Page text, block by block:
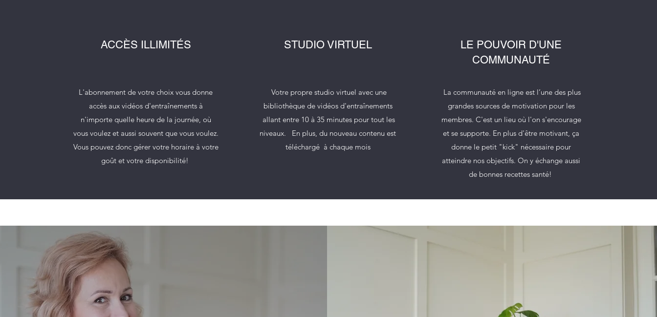
ACCÈS ILLIMITÉS
L'abonnement de votre choix vous donne
accès aux vidéos d'entraînements à
n'importe quelle heure de la journée, où
vous voulez et aussi souvent que vous voulez.
Vous pouvez donc gérer votre horaire à votre
goût et votre disponibilité!
STUDIO VIRTUEL
Votre propre studio virtuel avec une
bibliothèque de vidéos d'entraînements
allant entre 10 à 35 minutes pour tout les
niveaux. En plus, du nouveau contenu est
téléchargé à chaque mois
LE POUVOIR D'UNE
COMMUNAUTÉ
La communauté en ligne est l’une des plus
grandes sources de motivation pour les
membres. C'est un lieu où l'on s'encourage
et se supporte. En plus d'être motivant, ça
donne le petit "kick" nécessaire pour
atteindre nos objectifs. On y échange aussi
de bonnes recettes santé!